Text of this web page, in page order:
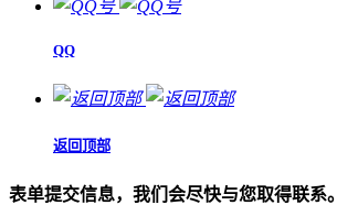
QQ
返回顶部
表单提交信息，我们会尽快与您取得联系。